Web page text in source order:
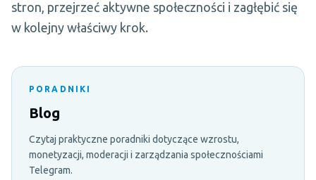
stron, przejrzeć aktywne społeczności i zagłębić się
w kolejny właściwy krok.
PORADNIKI
Blog
Czytaj praktyczne poradniki dotyczące wzrostu,
monetyzacji, moderacji i zarządzania społecznościami
Telegram.